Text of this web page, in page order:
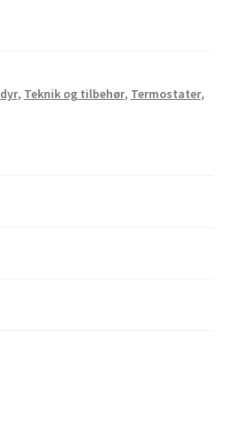
, Teknik og tilbehør, Termostater,